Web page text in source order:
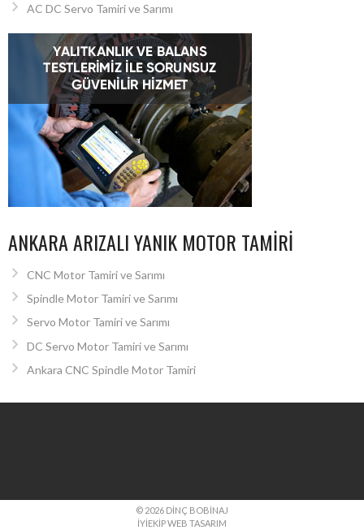
AC DC Servo Tamiri ve Sarımı
ANKARA ARIZALI YANIK MOTOR TAMIRI
CNC Motor Tamiri ve Sarımı
Spindle Motor Tamiri ve Sarımı
Servo Motor Tamiri ve Sarımı
DC Servo Motor Tamiri ve Sarımı
Ankara CNC Spindle Motor Tamiri
© 2026 DINÇ BOBINAJ
İYIEKIP WEB TASARIM